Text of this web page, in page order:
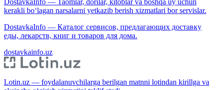
DostavkaInfo — Taomlar, dorilar, kitoblar va boshqa uy uchun
kerakli bo‘lagan narsalarni yetkazib berish xizmatlari bor servislar.
DostavkaInfo — Каталог сервисов, предлагающих доставку
еды, лекарств, книг и товаров для дома.
dostavkainfo.uz
Lotin.uz — foydalanuvchilarga berilgan matnni lotindan kirillga va